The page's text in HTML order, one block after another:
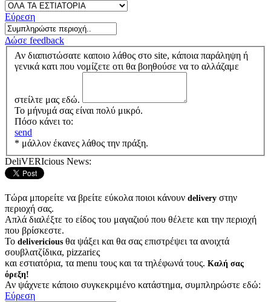
Εύρεση
Δώσε feedback
Αν διαπιστώσατε καποιο λάθος στο site, κάποια παράληψη ή
γενικά κατι που νομίζετε οτι θα βοηθούσε να το αλλάζαμε
στείλτε μας εδώ.
Το μήνυμά σας είναι πολύ μικρό.
Πόσο κάνει το:
send
* μάλλον έκανες λάθος την πράξη.
DeliVERIcious News:
Τώρα μπορείτε να βρείτε εύκολα ποιοι κάνουν delivery στην
περιοχή σας.
Απλά διαλέξτε το είδος του μαγαζιού που θέλετε και την περιοχή
που βρίσκεστε.
Το delivericious θα ψάξει και θα σας επιστρέψει τα ανοιχτά
σουβλατζίδικα, pizzariες
και εστιατόρια, τα menu τους και τα τηλέφωνά τους. Καλή σας
όρεξη!
Αν ψάχνετε κάποιο συγκεκριμένο κατάστημα, συμπληρώστε εδώ:
Εύρεση